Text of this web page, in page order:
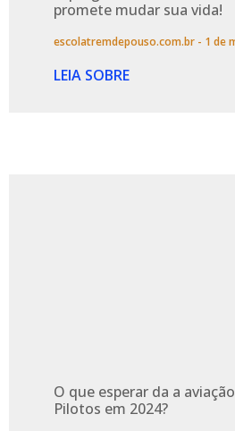
promete mudar sua vida!
escolatremdepouso.com.br 1 de
LEIA SOBRE
O que esperar da a
Pilotos em 2024?